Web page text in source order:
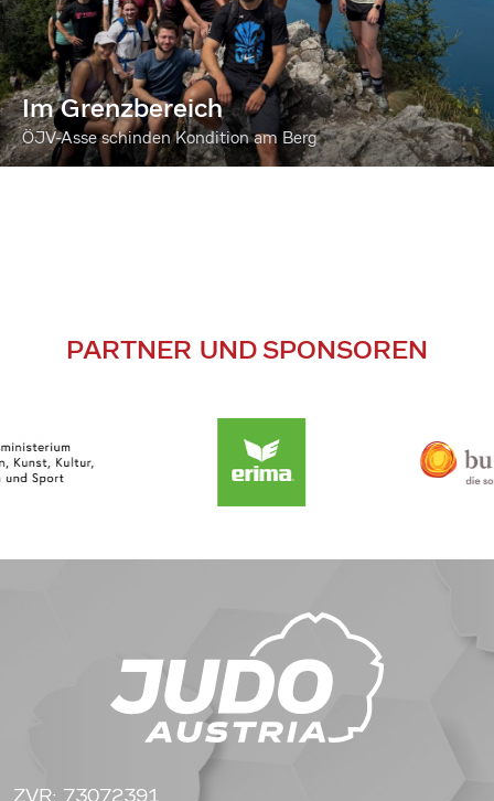
Im Grenzbereich
ÖJV-Asse schinden Kondition am Berg
PARTNER UND SPONSOREN
ZVR: 73072391